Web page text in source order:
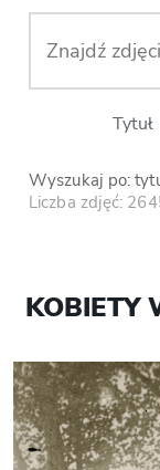
Wyszukaj po:
Liczba zdjęć:
KOBIETY